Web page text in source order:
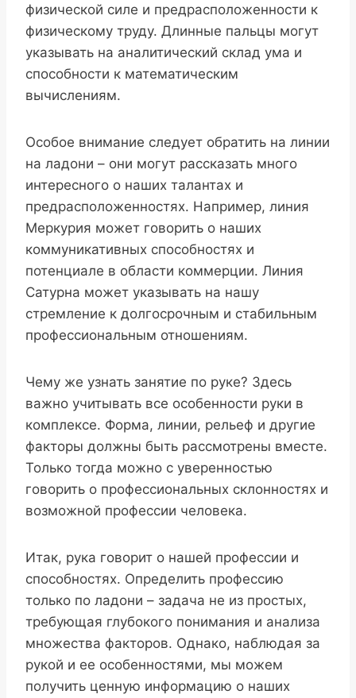
физической силе и предрасположенности к
физическому труду. Длинные пальцы могут
указывать на аналитический склад ума и
способности к математическим
вычислениям.
Особое внимание следует обратить на линии
на ладони – они могут рассказать много
интересного о наших талантах и
предрасположенностях. Например, линия
Меркурия может говорить о наших
коммуникативных способностях и
потенциале в области коммерции. Линия
Сатурна может указывать на нашу
стремление к долгосрочным и стабильным
профессиональным отношениям.
Чему же узнать занятие по руке? Здесь
важно учитывать все особенности руки в
комплексе. Форма, линии, рельеф и другие
факторы должны быть рассмотрены вместе.
Только тогда можно с уверенностью
говорить о профессиональных склонностях и
возможной профессии человека.
Итак, рука говорит о нашей профессии и
способностях. Определить профессию
только по ладони – задача не из простых,
требующая глубокого понимания и анализа
множества факторов. Однако, наблюдая за
рукой и ее особенностями, мы можем
получить ценную информацию о наших